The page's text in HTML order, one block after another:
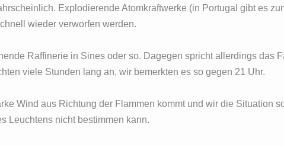
Explodierende Atomkraftwerke (in Portugal gibt es
wieder verworfen werden.
Raffinerie in Sines oder so. Dagegen spricht allerdings das
viele Stunden lang an, wir bemerkten es so gegen 21 Uhr.
Wind aus Richtung der Flammen kommt und wir die Situation
Leuchtens nicht bestimmen kann.